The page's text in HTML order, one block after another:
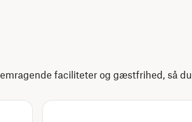
faciliteter og gæstfrihed, så